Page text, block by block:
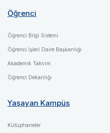
Öğrenci
Öğrenci Bilgi Sistemi
Öğrenci İşleri Daire Başkanlığı
Akademik Takvim
Öğrenci Dekanlığı
Yaşayan Kampüs
Kütüphaneler